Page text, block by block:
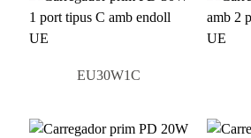
EU30W1C